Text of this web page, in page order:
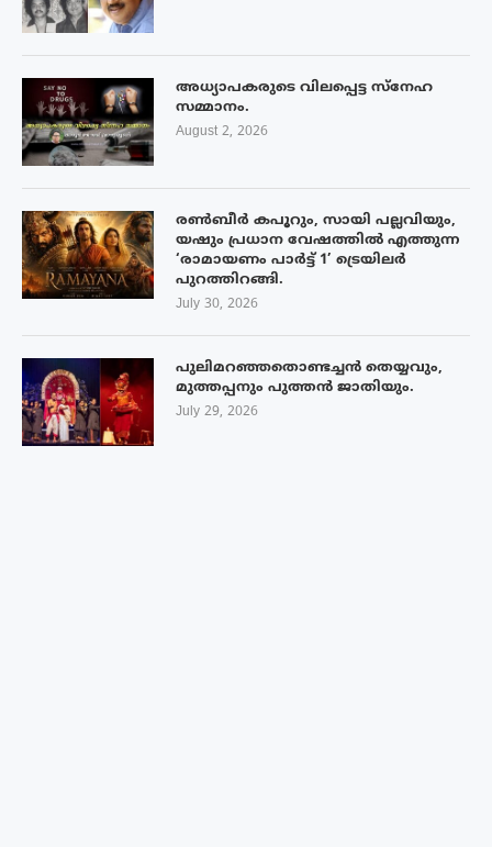
അധ്യാപകരുടെ വിലപ്പെട്ട സ്നേഹ
സമ്മാനം.
August 2, 2026
രൺബീർ കപൂറും, സായി പല്ലവിയും,
യഷും പ്രധാന വേഷത്തിൽ എത്തുന്ന
‘രാമായണം പാർട്ട് 1’ ട്രെയിലർ
പുറത്തിറങ്ങി.
July 30, 2026
പുലിമറഞ്ഞതൊണ്ടച്ചൻ തെയ്യവും,
മുത്തപ്പനും പുത്തൻ ജാതിയും.
July 29, 2026